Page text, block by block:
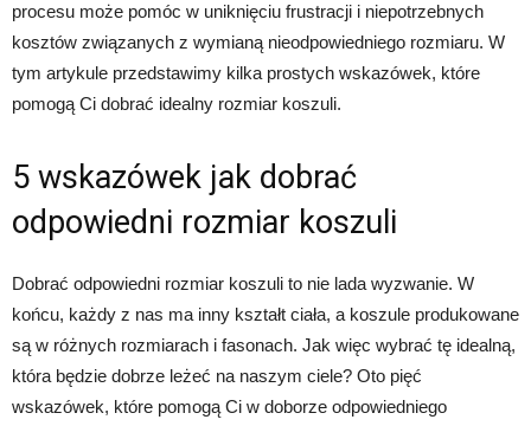
procesu może pomóc w uniknięciu frustracji i niepotrzebnych
kosztów związanych z wymianą nieodpowiedniego rozmiaru. W
tym artykule przedstawimy kilka prostych wskazówek, które
pomogą Ci dobrać idealny rozmiar koszuli.
5 wskazówek jak dobrać
odpowiedni rozmiar koszuli
Dobrać odpowiedni rozmiar koszuli to nie lada wyzwanie. W
końcu, każdy z nas ma inny kształt ciała, a koszule produkowane
są w różnych rozmiarach i fasonach. Jak więc wybrać tę idealną,
która będzie dobrze leżeć na naszym ciele? Oto pięć
wskazówek, które pomogą Ci w doborze odpowiedniego